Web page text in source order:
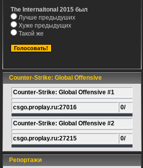
The Internaitonal 2015 был
Лучше предыдуших
Хуже предыдущих
Такой же
Counter-Strike: Global Offensive
Counter-Strike: Global Offensive #1
csgo.proplay.ru:27016 0/
Counter-Strike: Global Offensive #2
csgo.proplay.ru:27215 0/
Репортажи